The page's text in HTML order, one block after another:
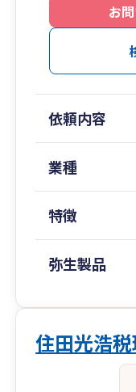
お
依頼内容
業種
特徴
弥生製品
住田光浩